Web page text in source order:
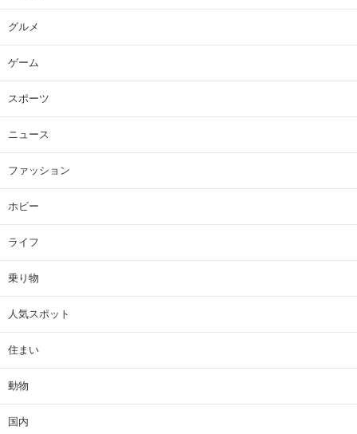
グルメ
ゲーム
スポーツ
ニュース
ファッション
ホビー
ライフ
乗り物
人気スポット
住まい
動物
国内